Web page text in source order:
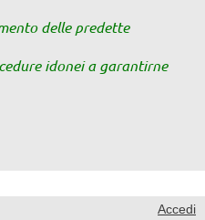
delle predette
idonei agarantirne
Accedi